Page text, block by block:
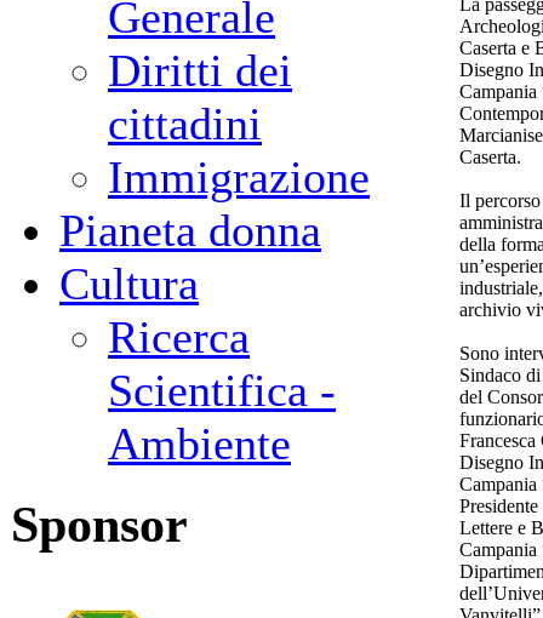
Generale
Diritti dei
cittadini
Immigrazione
Pianeta donna
Cultura
Ricerca
Scientifica -
Ambiente
Sponsor
Caserta e
Disegno
Caserta.
Il
della
archivio
Sono
Sindaco
del
Disegno
Lettere e